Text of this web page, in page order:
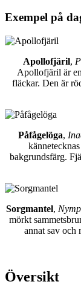
Exempel på
Apollofjäril,
Apollofjäril är
fläckar. Den är
Påfågelöga,
bakgrundsfärg.
Sorgmantel,
mörkt
annat sav och
Översikt